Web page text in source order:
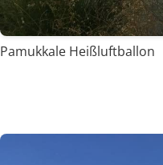
Pamukkale Heißluftballon